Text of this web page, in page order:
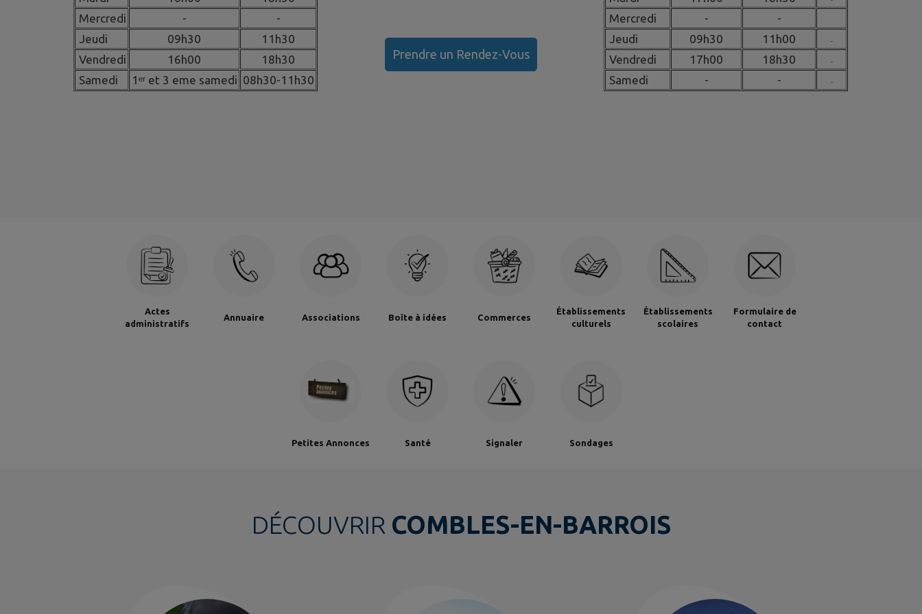
Mercredi
-
-
Jeudi
09h30
11h30
Vendredi
16h00
18h30
Samedi
1ᵉʳ et 3 eme samedi 08h30-11h30
Prendre un Rendez-Vous
Mercredi -
-
Jeudi
09h30 11h00 -
Vendredi 17h00 18h30 -
Samedi - - -
Actes
administratifs
Annuaire Associations Boîte à idées Commerces
Établissements
culturels
Établissements
scolaires
Formulaire de
contact
Petites Annonces Santé Signaler Sondages
DÉCOUVRIR COMBLES-EN-BARROIS